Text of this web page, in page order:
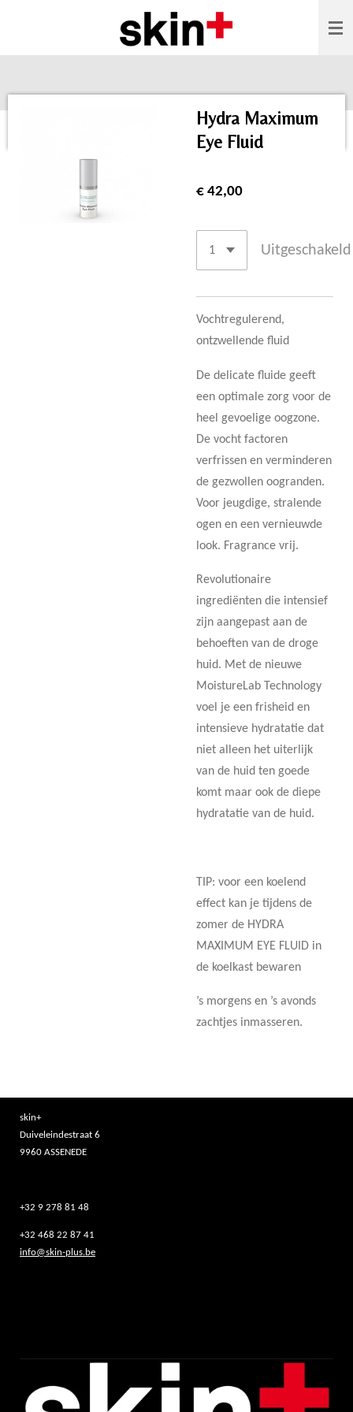
naar
Hydra Maximum
Eye Fluid
€ 42,00
Uitgeschakeld
Vochtregulerend,
ontzwellende fluid
De delicate fluide geeft
een optimale zorg voor de
heel gevoelige oogzone.
De vocht factoren
verfrissen en verminderen
de gezwollen oogranden.
Voor jeugdige, stralende
ogen en een vernieuwde
look. Fragrance vrij.
Revolutionaire
ingrediënten die intensief
zijn aangepast aan de
behoeften van de droge
huid. Met de nieuwe
MoistureLab Technology
voel je een frisheid en
intensieve hydratatie dat
niet alleen het uiterlijk
van de huid ten goede
komt maar ook de diepe
hydratatie van de huid.
TIP: voor een koelend
effect kan je tijdens de
zomer de HYDRA
MAXIMUM EYE FLUID in
de koelkast bewaren
’s morgens en ’s avonds
zachtjes inmasseren.
skin+
Duiveleindestraat 6
9960 ASSENEDE
+32 9 278 81 48
+32 468 22 87 41
info@skin-plus.be